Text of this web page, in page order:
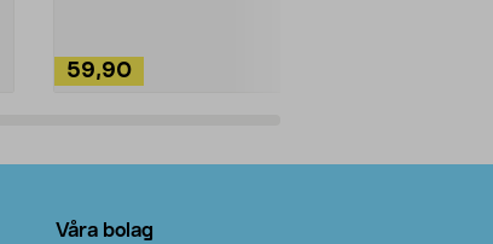
59,90
Våra bolag